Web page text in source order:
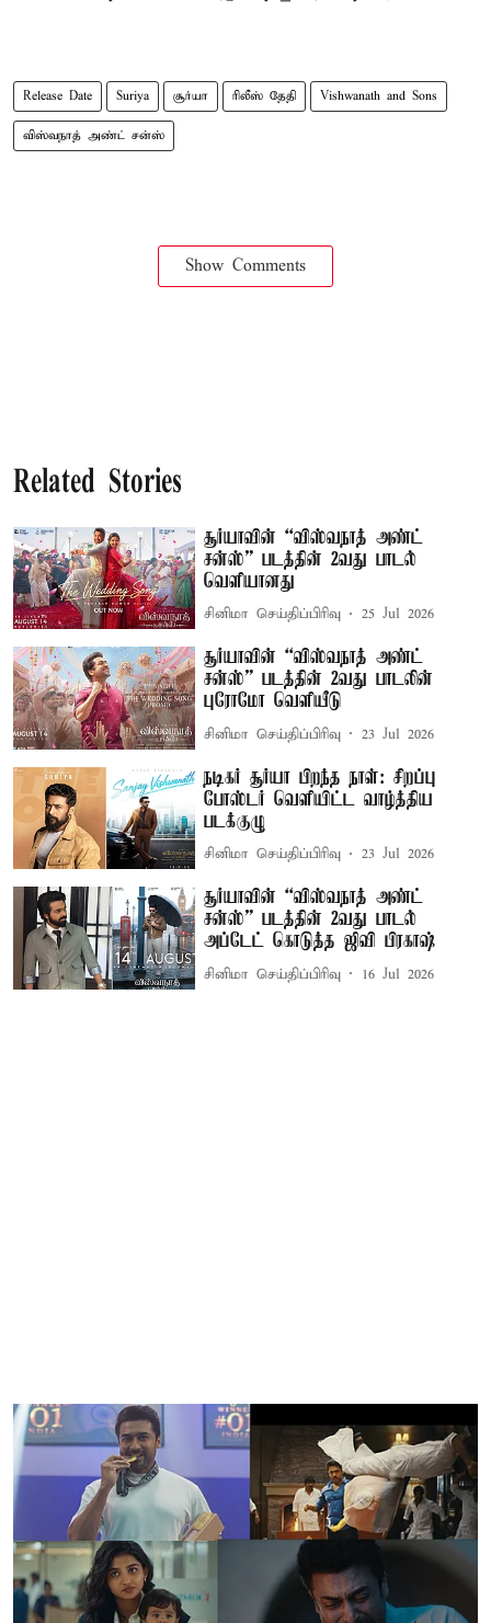
Release Date Suriya சூர்யா ரிலீஸ் தேதி Vishwanath and Sons
விஸ்வநாத் அண்ட் சன்ஸ்
Show Comments
Related Stories
சூர்யாவின் “விஸ்வநாத் அண்ட்
சன்ஸ்” படத்தின் 2வது பாடல்
வெளியானது
சினிமா செய்திப்பிரிவு 25 Jul 2026
சூர்யாவின் “விஸ்வநாத் அண்ட்
சன்ஸ்” படத்தின் 2வது பாடலின்
புரோமோ வெளியீடு
சினிமா செய்திப்பிரிவு 23 Jul 2026
நடிகர் சூர்யா பிறந்த நாள்: சிறப்பு
போஸ்டர் வெளியிட்ட வாழ்த்திய
படக்குழு
சினிமா செய்திப்பிரிவு 23 Jul 2026
சூர்யாவின் “விஸ்வநாத் அண்ட்
சன்ஸ்” படத்தின் 2வது பாடல்
அப்டேட் கொடுத்த ஜிவி பிரகாஷ்
சினிமா செய்திப்பிரிவு 16 Jul 2026